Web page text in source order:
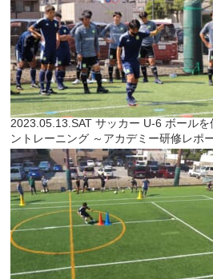
2023.05.13.SAT サッカー U-6 ボールを
ントレーニング ～アカデミー研修レポ